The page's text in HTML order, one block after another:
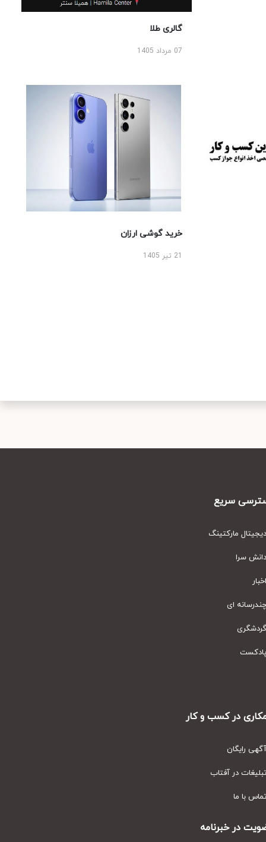
گالری طلا
07 مرداد 1405
خرید گوشی ارزان
سریع
مارکتینگ
سرا
ای
در کسب و کار
رایگان
در آفتاب
با ما
در خبرنامه